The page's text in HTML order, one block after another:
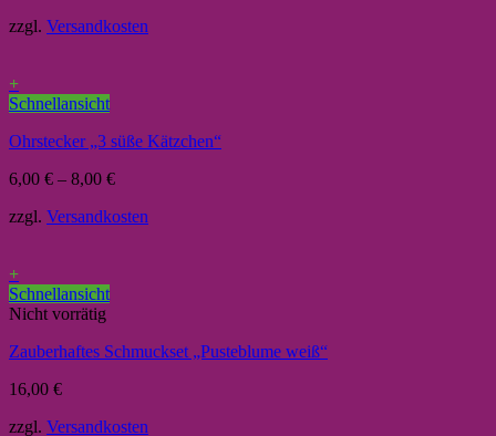
zzgl. Versandkosten
+
Schnellansicht
Ohrstecker „3 süße Kätzchen“
6,00 € – 8,00 €
zzgl. Versandkosten
+
Schnellansicht
Nicht vorrätig
Zauberhaftes Schmuckset „Pusteblume weiß“
16,00 €
zzgl. Versandkosten